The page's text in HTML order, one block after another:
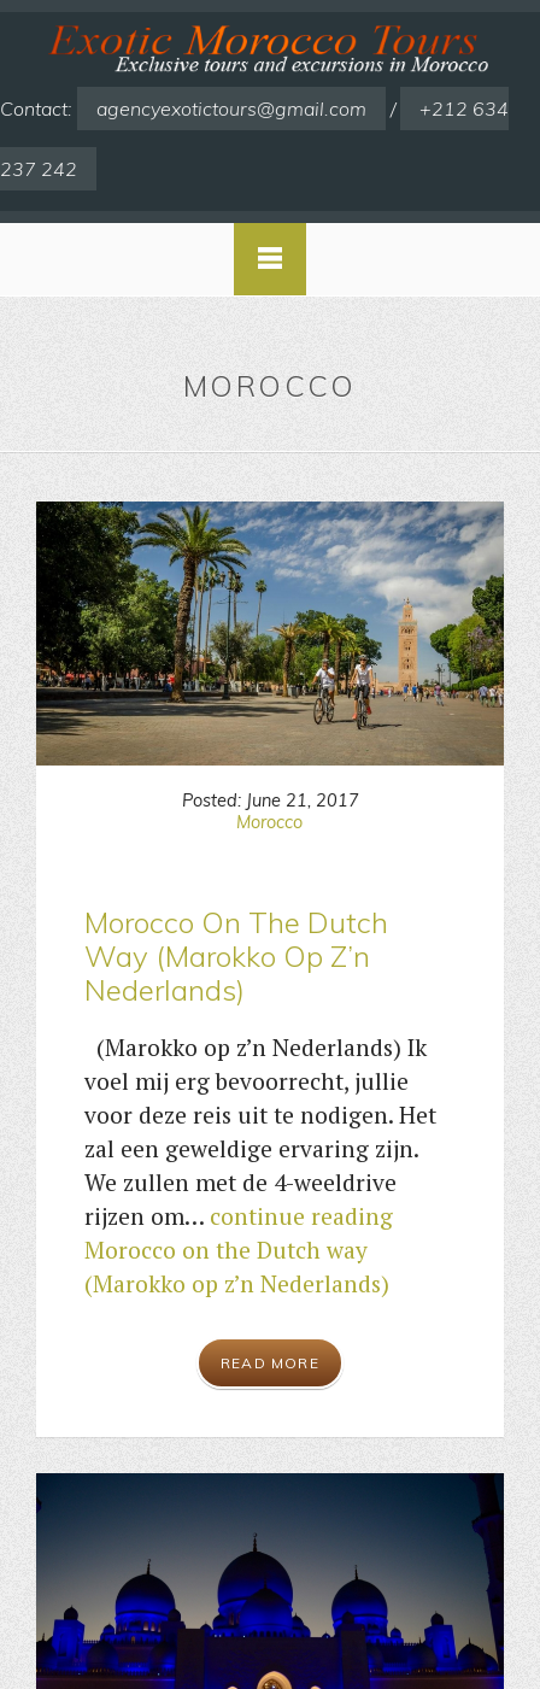
Contact: agencyexotictours@gmail.com / +212 634
237 242
MOROCCO
Posted: June 21, 2017
Morocco
Morocco On The Dutch
Way (Marokko Op Z’n
Nederlands)
(Marokko op z’n Nederlands) Ik
voel mij erg bevoorrecht, jullie
voor deze reis uit te nodigen. Het
zal een geweldige ervaring zijn.
We zullen met de 4-weeldrive
rijzen om… continue reading
Morocco on the Dutch way
(Marokko op z’n Nederlands)
READ MORE